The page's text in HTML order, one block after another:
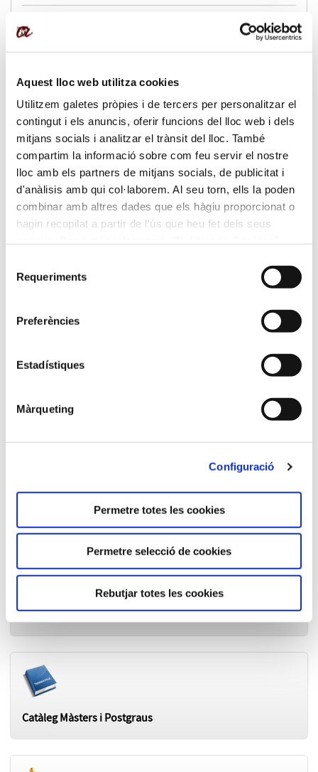
Aquest lloc web utilitza cookies
Utilitzem galetes pròpies i de tercers per personalitzar el
contingut i els anuncis, oferir funcions del lloc web i dels
mitjans socials i analitzar el trànsit del lloc. També
compartim la informació sobre com feu servir el nostre
lloc amb els partners de mitjans socials, de publicitat i
d'anàlisis amb qui col·laborem. Al seu torn, ells la poden
combinar amb altres dades que els hàgiu proporcionat o
hagin recopilat a partir de l'ús que heu fet dels seus
Requeriments
Preferències
Estadístiques
Màrqueting
Configuració
Permetre totes les cookies
Permetre selecció de cookies
Rebutjar totes les cookies
Idiomes en que s'imparteix:
Castellà
Dates:
del 28/09/2026 al 30/06/2027
Horari:
De dilluns a divendres de 8 a 18 hores
Ubicació:
Contacte:
Raquel Ramos -
Inscripció
Cercador de cursos
Catàleg Màsters i Postgraus